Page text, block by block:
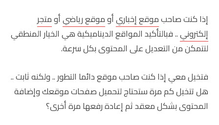
إذا كنت صاحبموقع إخباريأوموقع رياضيأومتجر
إلكتروني.. فبالتأكيد المواقع الديناميكية هي الخيار المنطقي
لتتمكن من التعديل على المحتوى بكل سرعة.
فتخيل معي إذا كنت صاحب موقع دائما التطور .. ولكنه ثابت ..
هل تتخيل كم مرة ستحتاج لتحميل صفحات موقعك وإضافة
المحتوى بشكل معقد ثم إعادة رفعها مرة أخرى؟